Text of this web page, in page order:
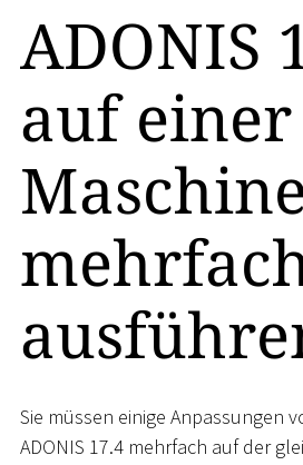
ADONIS
auf einer
Sie müssen einige Anpassungen
ADONIS 17.4 mehrfach auf der